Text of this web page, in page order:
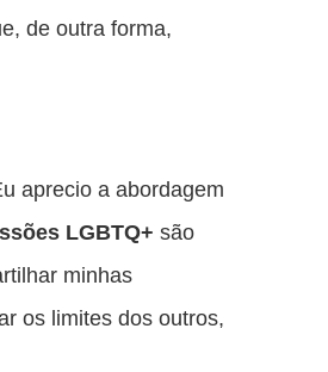
de outra forma,
aprecio a abordagem
LGBTQ+ são
minhas
os limites dos outros,